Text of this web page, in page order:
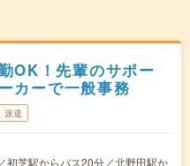
OK！先輩のサポー
カーで一般事務
派遣
初芝駅からバス20分／北野田駅か